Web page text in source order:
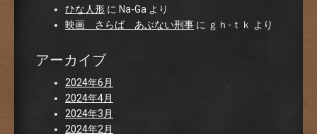
ひな人形 に Na-Ga より
映画 さらば あぶない刑事 に ｇｈ-ｔｋ より
アーカイブ
2024年6月
2024年4月
2024年3月
2024年2月